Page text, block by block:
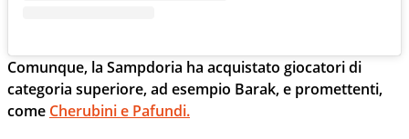
Comunque, la Sampdoria ha acquistato giocatori di
categoria superiore, ad esempio Barak, e promettenti,
come Cherubini e Pafundi.